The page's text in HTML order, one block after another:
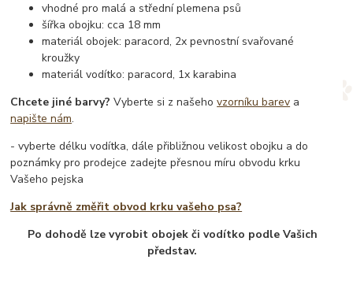
vhodné pro malá a střední plemena psů
šířka obojku: cca 18 mm
materiál obojek: paracord, 2x pevnostní svařované
kroužky
materiál vodítko: paracord, 1x karabina
Chcete jiné barvy? Vyberte si z našehovzorníku barev a
napište nám.
- vyberte délku vodítka, dále přibližnou velikost obojku a do
poznámky pro prodejce zadejte přesnou míru obvodu krku
Vašeho pejska
Jak správně změřit obvod krku vašeho psa?
Po dohodě lze vyrobit obojek či vodítko podle Vašich
představ.